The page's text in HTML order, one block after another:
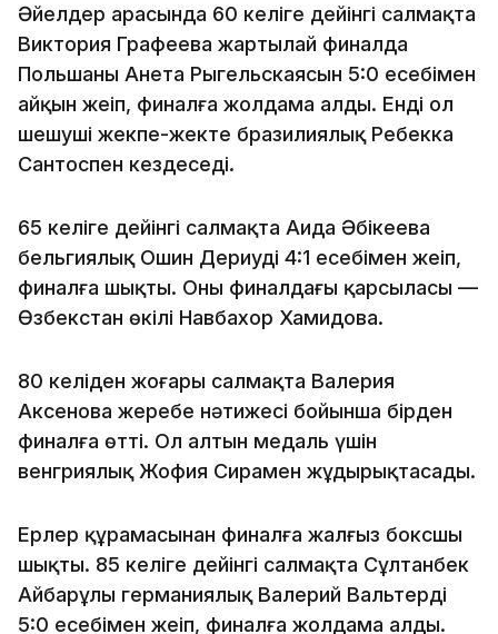
Әйелдер арасында 60 келіге дейінгі салмақта
Виктория Графеева жартылай финалда
Польшаның Анета Рыгельскаясын 5:0 есебімен
айқын жеңіп, финалға жолдама алды. Енді ол
шешуші жекпе-жекте бразилиялық Ребекка
Сантоспен кездеседі.
65 келіге дейінгі салмақта Аида Әбікеева
бельгиялық Ошин Дериуді 4:1 есебімен жеңіп,
финалға шықты. Оның финалдағы қарсыласы —
Өзбекстан өкілі Навбахор Хамидова.
80 келіден жоғары салмақта Валерия
Аксенова жеребе нәтижесі бойынша бірден
финалға өтті. Ол алтын медаль үшін
венгриялық Жофия Сирамен жұдырықтасады.
Ерлер құрамасынан финалға жалғыз боксшы
шықты. 85 келіге дейінгі салмақта Сұлтанбек
Айбарұлы германиялық Валерий Вальтерді
5:0 есебімен жеңіп, финалға жолдама алды.